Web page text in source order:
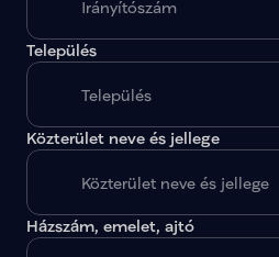
Település
Közterület neve és jellege
Házszám, emelet, ajtó